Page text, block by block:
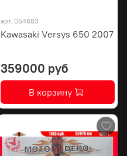
арт. 054683
Kawasaki Versys 650 2007
359000 руб
В корзину